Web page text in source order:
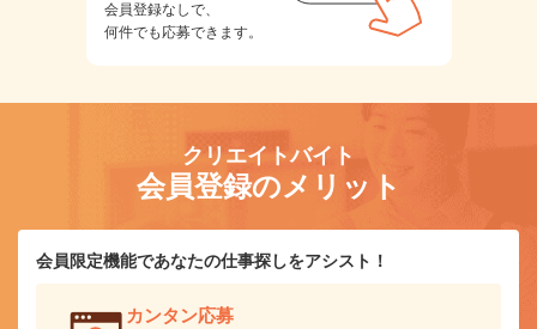
会員登録なしで、
何件でも応募できます。
クリエイトバイト
会員登録のメリット
会員限定機能であなたの仕事探しをアシスト！
カンタン応募